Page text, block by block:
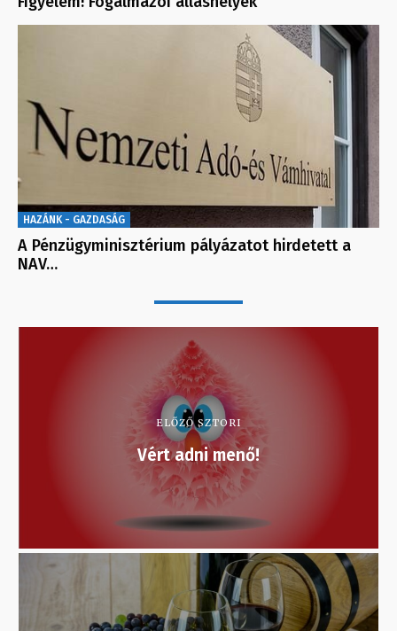
HAZÁNK - GAZDASÁG
A Pénzügyminisztérium pályázatot hirdetett a
NAV…
ELŐZŐ SZTORI
Vért adni menő!